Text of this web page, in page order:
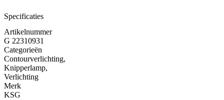
Specificaties
Artikelnummer
G 22310931
Categorieën
Contourverlichting,
Knipperlamp,
Verlichting
Merk
KSG